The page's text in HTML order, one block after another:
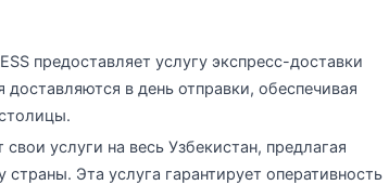
предоставляет услугу экспресс-доставки
в день отправки, обеспечивая
услуги на весь Узбекистан, предлагая
Эта услуга гарантирует оперативность